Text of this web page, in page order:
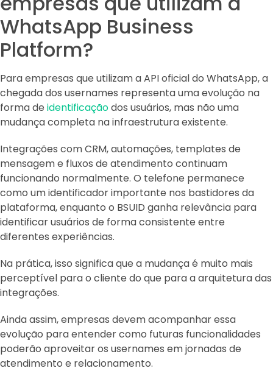
WhatsApp Business
Platform?
Para empresas que utilizam a API oficial do WhatsApp, a
chegada dos usernames representa uma evolução na
forma de identificaçãodos usuários, mas não uma
mudança completa na infraestrutura existente.
Integrações com CRM, automações, templates de
mensagem e fluxos de atendimento continuam
funcionando normalmente. O telefone permanece
como um identificador importante nos bastidores da
plataforma, enquanto o BSUID ganha relevância para
identificar usuários de forma consistente entre
diferentes experiências.
Na prática, isso significa que a mudança é muito mais
perceptível para o cliente do que para a arquitetura das
integrações.
Ainda assim, empresas devem acompanhar essa
evolução para entender como futuras funcionalidades
poderão aproveitar os usernames em jornadas de
atendimento e relacionamento.